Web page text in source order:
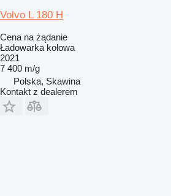
Volvo L 180 H
Cena na żądanie
Ładowarka kołowa
2021
7 400 m/g
Polska, Skawina
Kontakt z dealerem